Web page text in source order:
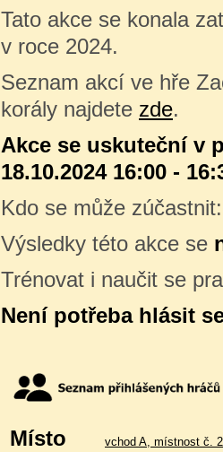
Tato akce se konala
v roce 2024.
Seznam akcí ve hře
korály najdete zde.
Akce se uskuteční v
18.10.2024 16:00 -
Kdo se může
Výsledky této akce se
Trénovat i naučit se
Není potřeba hlásit
Místo
vchod A, místnost č.